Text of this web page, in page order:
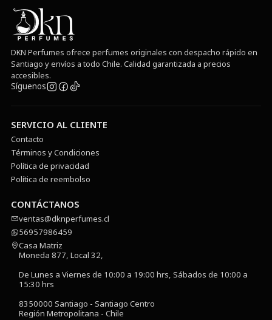
DKN Perfumes ofrece perfumes originales con despacho rápido en
Santiago y envíos a todo Chile. Calidad garantizada a precios
accesibles.
Síguenos
SERVICIO AL CLIENTE
Contacto
Términos y Condiciones
Política de privacidad
Política de reembolso
CONTÁCTANOS
ventas@dknperfumes.cl
56957986459
Casa Matriz
Moneda 877, Local 32,
De Lunes a Viernes de 10:00 a 19:00 hrs, Sábados de 10:00 a
15:30 hrs
8350000 Santiago - Santiago Centro
Región Metropolitana - Chile